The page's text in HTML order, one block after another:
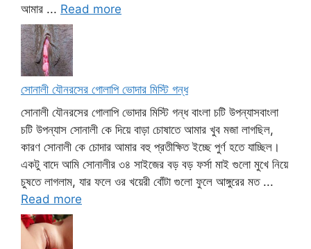
আমার ... Read more
সোনালী যৌনরসের গোলাপি ভোদার মিস্টি গন্ধ
সোনালী যৌনরসের গোলাপি ভোদার মিস্টি গন্ধ বাংলা চটি উপন্যাসবাংলা
চটি উপন্যাস সোনালী কে দিয়ে বাড়া চোষাতে আমার খুব মজা লাগছিল,
কারণ সোনালী কে চোদার আমার বহু প্রতীক্ষিত ইচ্ছে পুর্ণ হতে যাচ্ছিল।
একটু বাদে আমি সোনালীর ৩৪ সাইজের বড় বড় ফর্সা মাই গুলো মুখে নিয়ে
চুষতে লাগলাম, যার ফলে ওর খয়েরী বোঁটা গুলো ফুলে আঙ্গুরের মত ...
Read more